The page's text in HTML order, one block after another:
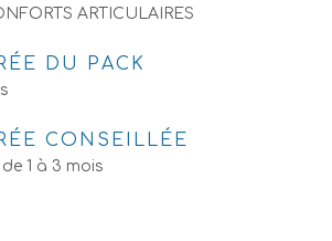
ARTICULAIRES
DU PACK
CONSEILLÉE
1 à 3 mois